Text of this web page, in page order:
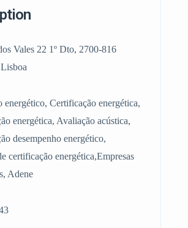
Vales 22 1º Dto, 2700-816
energético, Certificação energética,
energética, Avaliação acústica,
desempenho energético,
certificação energética,Empresas
Adene